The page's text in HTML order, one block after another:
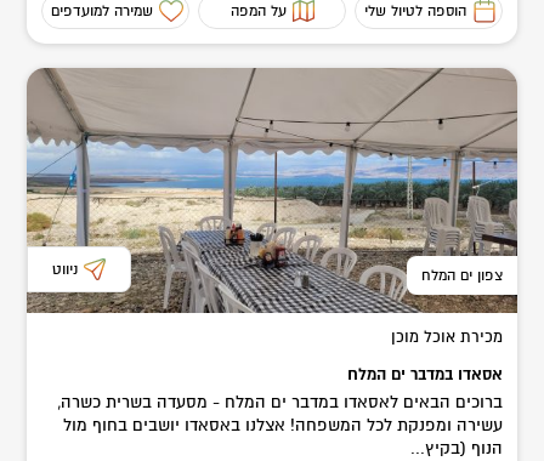
הוספה לטיול שלי על המפה שמירה למועדפים
צפון ים המלח ניווט
מכירת אוכל מוכן
אסאדו במדבר ים המלח
ברוכים הבאים לאסאדו במדבר ים המלח - מסעדה בשרית כשרה,
עשירה ומפנקת לכל המשפחה! אצלנו באסאדו יושבים בחוף מול
הנוף (בקיץ...